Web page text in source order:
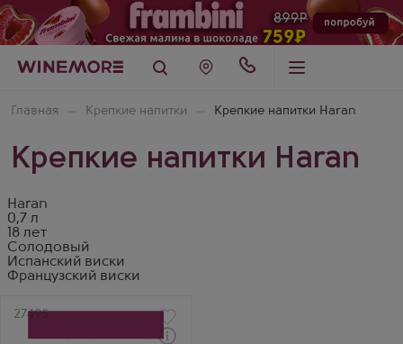
Главная Крепкие напитки Крепкие напитки Haran
Крепкие напитки Haran
Haran
0,7 л
18 лет
Солодовый
Испанский виски
Французский виски
Артикул
27495